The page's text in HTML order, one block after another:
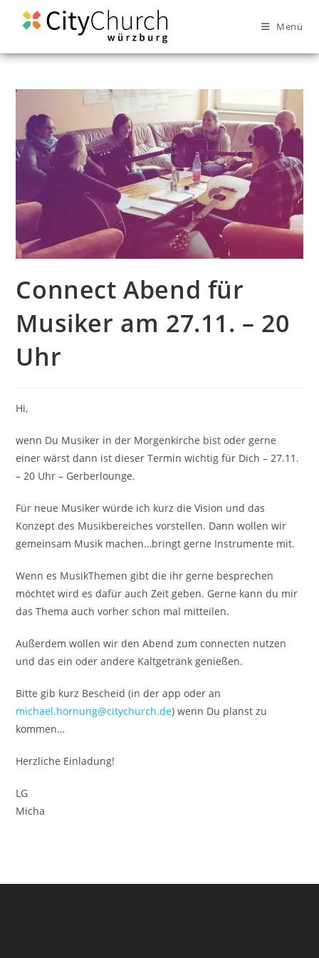
Menü
Connect Abend für
Musiker am 27.11. – 20
Uhr
Hi,
wenn Du Musiker in der Morgenkirche bist oder gerne
einer wärst dann ist dieser Termin wichtig für Dich – 27.11.
– 20 Uhr – Gerberlounge.
Für neue Musiker würde ich kurz die Vision und das
Konzept des Musikbereiches vorstellen. Dann wollen wir
gemeinsam Musik machen…bringt gerne Instrumente mit.
Wenn es MusikThemen gibt die ihr gerne besprechen
möchtet wird es dafür auch Zeit geben. Gerne kann du mir
das Thema auch vorher schon mal mitteilen.
Außerdem wollen wir den Abend zum connecten nutzen
und das ein oder andere Kaltgetränk genießen.
Bitte gib kurz Bescheid (in der app oder an
michael.hornung@citychurch.de) wenn Du planst zu
kommen…
Herzliche Einladung!
LG
Micha